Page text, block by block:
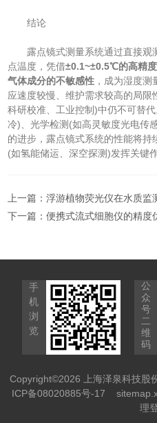
结论
露点镜式测量系统通过直接观
点温度，凭借​​±0.1~±0.5℃的高精
气体成分的不敏感性​ ，成为湿度测
应速度较慢、维护需求较高的局
科研校准、工业控制)中仍不可替
冷)、光学检测(如高灵敏度光电传
的进步，露点镜式系统的性能将
(如氢能储运、深空探测)发挥关键作
上一篇：浮游植物荧光仪在水质监
下一篇：便携式流式细胞仪的精度
手
机
浏
览
公
众
号
二
维
码
Copyright©2026 上海泽泉科技股
ICP备08020885号-17
理